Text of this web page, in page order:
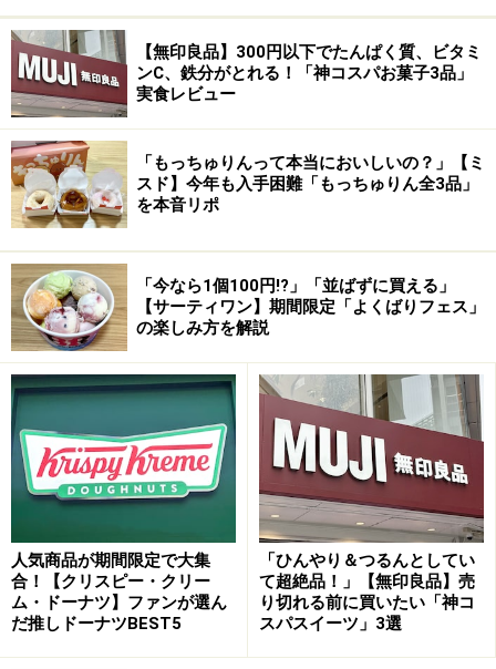
【無印良品】300円以下でたんぱく質、ビタミ
ンC、鉄分がとれる！「神コスパお菓子3品」
実食レビュー
「もっちゅりんって本当においしいの？」【ミ
スド】今年も入手困難「もっちゅりん全3品」
を本音リポ
「今なら1個100円!?」「並ばずに買える」
【サーティワン】期間限定「よくばりフェス」
の楽しみ方を解説
人気商品が期間限定で大集
合！【クリスピー・クリー
ム・ドーナツ】ファンが選ん
だ推しドーナツBEST5
「ひんやり＆つるんとしてい
て超絶品！」【無印良品】売
り切れる前に買いたい「神コ
スパスイーツ」3選